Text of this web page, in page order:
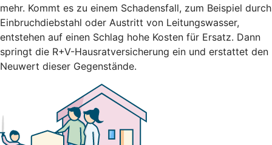
mehr. Kommt es zu einem Schadensfall, zum Beispiel durch
Einbruchdiebstahl oder Austritt von Leitungswasser,
entstehen auf einen Schlag hohe Kosten für Ersatz. Dann
springt die R+V-Hausratversicherung ein und erstattet den
Neuwert dieser Gegenstände.